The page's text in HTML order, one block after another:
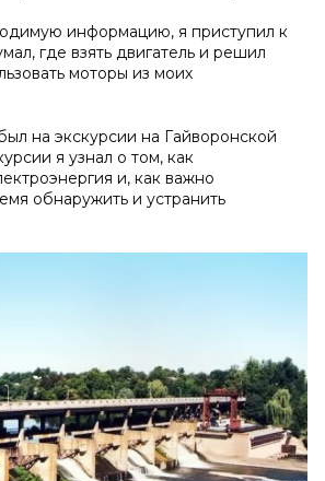
информацию, я приступил к
где взять двигатель и решил
моторы из моих
на экскурсии на Гайворонской
я узнал о том, как
и, как важно
обнаружить и устранить